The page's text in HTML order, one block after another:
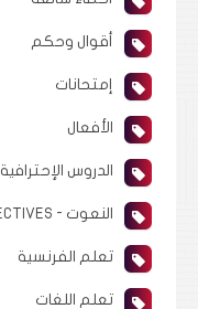
أقوال وحكم
إمتحانات
الأفعال
الدروس الإحترافية
النعوت - ADJECTIVES
تعلم الفرنسية
تعلم اللغات